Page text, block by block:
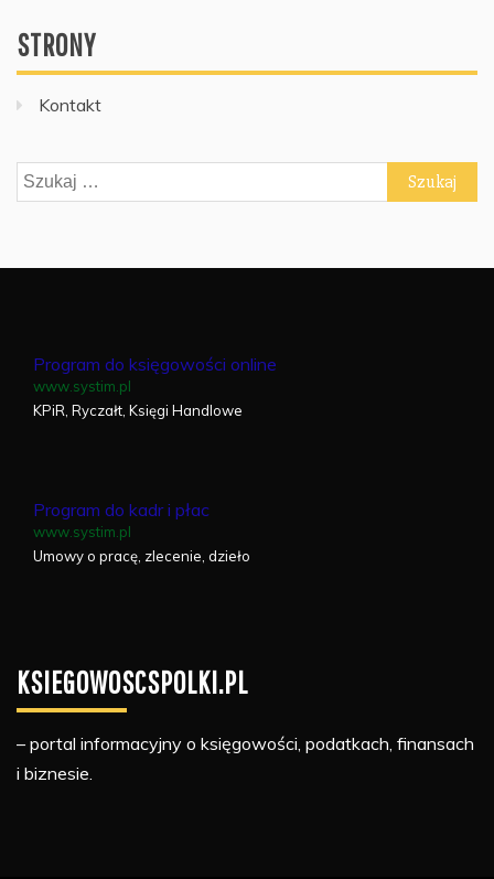
STRONY
Kontakt
Szukaj:
Program do księgowości online
www.systim.pl
KPiR, Ryczałt, Księgi Handlowe
Program do kadr i płac
www.systim.pl
Umowy o pracę, zlecenie, dzieło
KSIEGOWOSCSPOLKI.PL
– portal informacyjny o księgowości, podatkach, finansach
i biznesie.